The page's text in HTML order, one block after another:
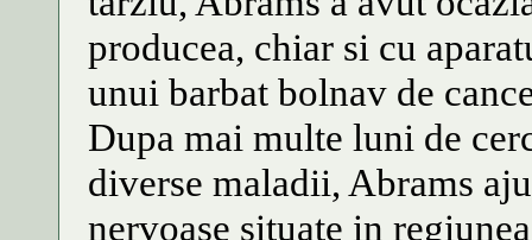
producea, chiar si cu
unui barbat bolnav de
Dupa mai multe luni de
diverse maladii, Abrams
nervoase situate in